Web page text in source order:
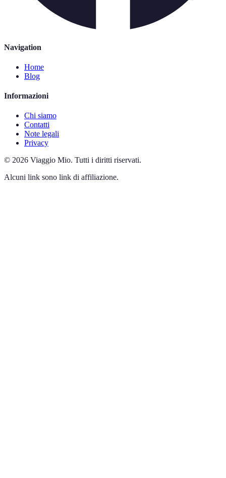
Navigation
Home
Blog
Informazioni
Chi siamo
Contatti
Note legali
Privacy
© 2026 Viaggio Mio. Tutti i diritti riservati.
Alcuni link sono link di affiliazione.